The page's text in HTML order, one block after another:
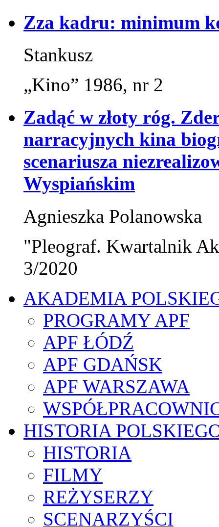
Zza kadru: minimum
Stankusz
„Kino” 1986, nr 2
Zadąć w złoty róg.
narracyjnych kina
scenariusza
Wyspiańskim
Agnieszka Polanowska
"Pleograf. Kwartalnik
3/2020
AKADEMIA
PROGRAMY APF
APF ŁÓDŹ
APF GDAŃSK
APF WARSZAWA
HISTORIA
HISTORIA
FILMY
REŻYSERZY
SCENARZYŚCI